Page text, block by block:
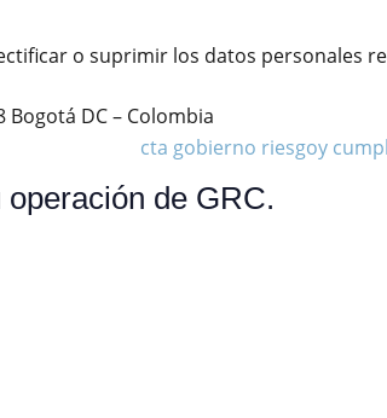
o suprimir los datos personales
Bogotá DC – Colombia
de GRC.